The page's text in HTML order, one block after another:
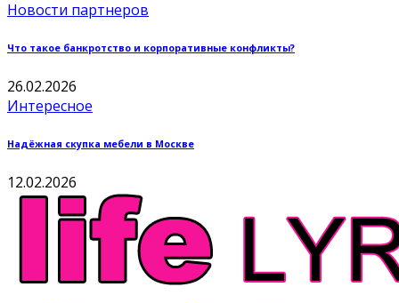
Новости партнеров
Что такое банкротство и корпоративные конфликты?
26.02.2026
Интересное
Надёжная скупка мебели в Москве
12.02.2026